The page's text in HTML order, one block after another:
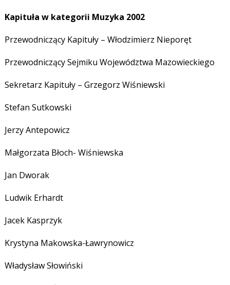
Kapituła w kategorii Muzyka 2002
Przewodniczący Kapituły – Włodzimierz Nieporęt
Przewodniczący Sejmiku Województwa Mazowieckiego
Sekretarz Kapituły – Grzegorz Wiśniewski
Stefan Sutkowski
Jerzy Antepowicz
Małgorzata Błoch- Wiśniewska
Jan Dworak
Ludwik Erhardt
Jacek Kasprzyk
Krystyna Makowska-Ławrynowicz
Władysław Słowiński